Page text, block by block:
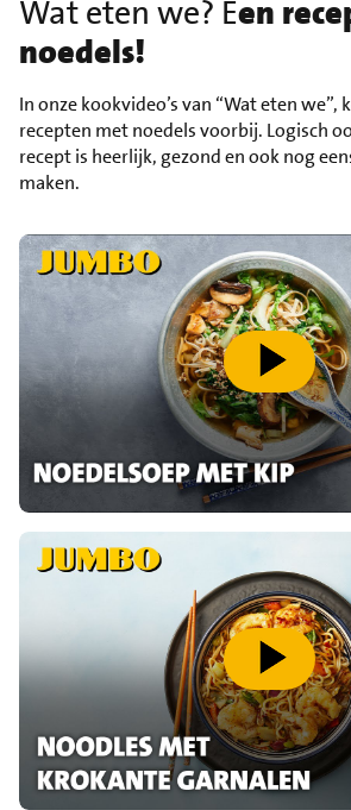
Wat eten we? Een
noedels!
In onze kookvideo’s van “Wat eten
recepten met noedels voorbij. Logisch
recept is heerlijk, gezond en ook nog
maken.
speel video af
speel video af